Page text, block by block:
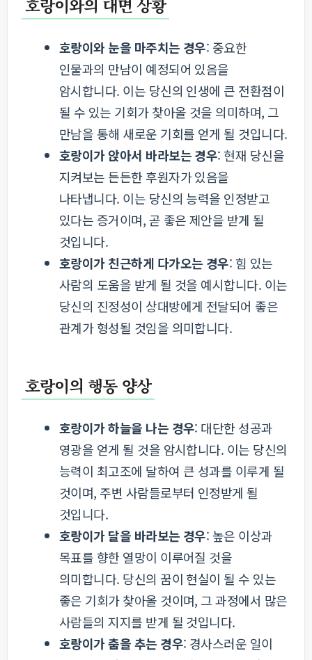
호랑이와의 대면 상황
호랑이와 눈을 마주치는 경우: 중요한
인물과의 만남이 예정되어 있음을
암시합니다. 이는 당신의 인생에 큰 전환점이
될 수 있는 기회가 찾아올 것을 의미하며, 그
만남을 통해 새로운 기회를 얻게 될 것입니다.
호랑이가 앉아서 바라보는 경우: 현재 당신을
지켜보는 든든한 후원자가 있음을
나타냅니다. 이는 당신의 능력을 인정받고
있다는 증거이며, 곧 좋은 제안을 받게 될
것입니다.
호랑이가 친근하게 다가오는 경우: 힘 있는
사람의 도움을 받게 될 것을 예시합니다. 이는
당신의 진정성이 상대방에게 전달되어 좋은
관계가 형성될 것임을 의미합니다.
호랑이의 행동 양상
호랑이가 하늘을 나는 경우: 대단한 성공과
영광을 얻게 될 것을 암시합니다. 이는 당신의
능력이 최고조에 달하여 큰 성과를 이루게 될
것이며, 주변 사람들로부터 인정받게 될
것입니다.
호랑이가 달을 바라보는 경우: 높은 이상과
목표를 향한 열망이 이루어질 것을
의미합니다. 당신의 꿈이 현실이 될 수 있는
좋은 기회가 찾아올 것이며, 그 과정에서 많은
사람들의 지지를 받게 될 것입니다.
호랑이가 춤을 추는 경우: 경사스러운 일이